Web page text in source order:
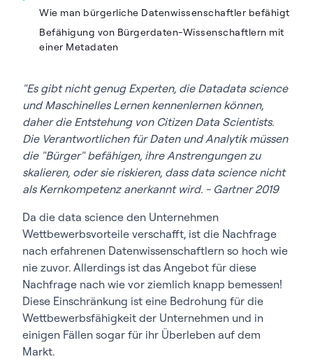
Wie man bürgerliche Datenwissenschaftler befähigt
Befähigung von Bürgerdaten-Wissenschaftlern mit
einer Metadaten
"Es gibt nicht genug Experten, die Datadata science
und Maschinelles Lernen kennenlernen können,
daher die Entstehung von Citizen Data Scientists.
Die Verantwortlichen für Daten und Analytik müssen
die "Bürger" befähigen, ihre Anstrengungen zu
skalieren, oder sie riskieren, dass data science nicht
als Kernkompetenz anerkannt wird. - Gartner 2019
Da die data science den Unternehmen
Wettbewerbsvorteile verschafft, ist die Nachfrage
nach erfahrenen Datenwissenschaftlern so hoch wie
nie zuvor. Allerdings ist das Angebot für diese
Nachfrage nach wie vor ziemlich knapp bemessen!
Diese Einschränkung ist eine Bedrohung für die
Wettbewerbsfähigkeit der Unternehmen und in
einigen Fällen sogar für ihr Überleben auf dem
Markt.